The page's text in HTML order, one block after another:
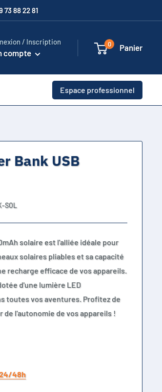
88 22 81
/ Inscription
compte
0 Panier
Espace professionnel
Bank USB
SOL
solaire est l'alliée idéale pour
solaires pliables et sa capacité
recharge efficace de vos appareils.
d'une lumière LED
toutes vos aventures. Profitez de
l'autonomie de vos appareils !
48h